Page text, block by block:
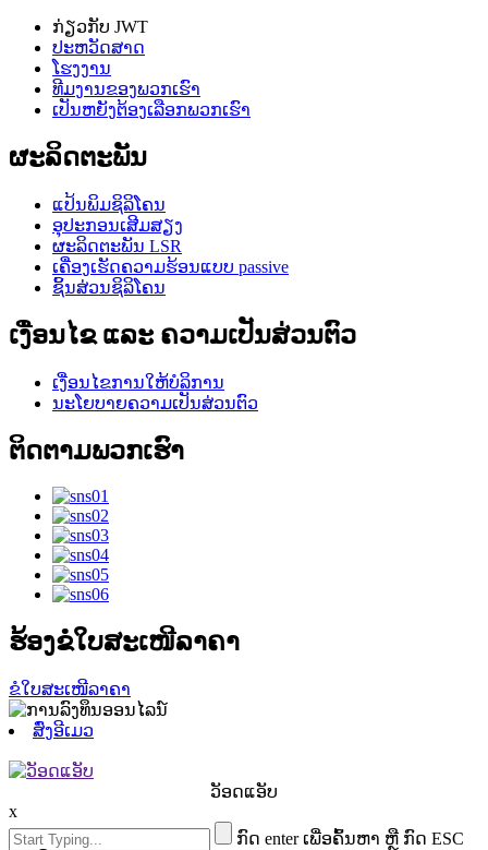
ກ່ຽວກັບ JWT
ປະຫວັດສາດ
ໂຮງງານ
ທີມງານຂອງພວກເຮົາ
ເປັນຫຍັງຕ້ອງເລືອກພວກເຮົາ
ຜະລິດຕະພັນ
ແປ້ນພິມຊິລິໂຄນ
ອຸປະກອນເສີມສຽງ
ຜະລິດຕະພັນ LSR
ເຄື່ອງເຮັດຄວາມຮ້ອນແບບ passive
ຊິ້ນສ່ວນຊິລິໂຄນ
ເງື່ອນໄຂ ແລະ ຄວາມເປັນສ່ວນຕົວ
ເງື່ອນໄຂການໃຫ້ບໍລິການ
ນະໂຍບາຍຄວາມເປັນສ່ວນຕົວ
ຕິດຕາມພວກເຮົາ
ຮ້ອງຂໍໃບສະເໜີລາຄາ
ຂໍໃບສະເໜີລາຄາ
ສົ່ງອີເມວ
ວັອດແອັບ
x
ກົດ enter ເພື່ອຄົ້ນຫາ ຫຼື ກົດ ESC